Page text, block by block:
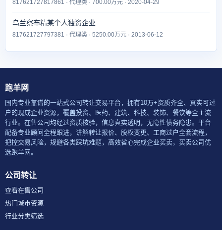
817621727817861 · 代理类 · 700.00万元 · 2020-04-29
乌兰察布精某个人独资企业
817621727797381 · 代理类 · 5250.00万元 · 2013-06-12
跑羊网
国内专业靠谱的一站式公司转让交易平台，拥有10万+资质齐全、真实可过
户的现成企业资源，覆盖投资、医药、建筑、科技、装饰、餐饮等全主流
行业。在售公司均经过资质核验，信息真实透明，无隐性债务隐患。平台
配备专业顾问全程跟进，讲解转让报价、股权变更、工商过户全套流程，
把控交易风险，规避各类踩坑难题，高效省心完成企业买卖，买卖公司优
选跑羊网。
公司转让
查看在售公司
热门城市资源
行业分类筛选